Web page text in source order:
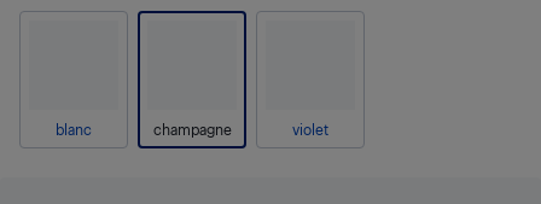
blanc champagne violet